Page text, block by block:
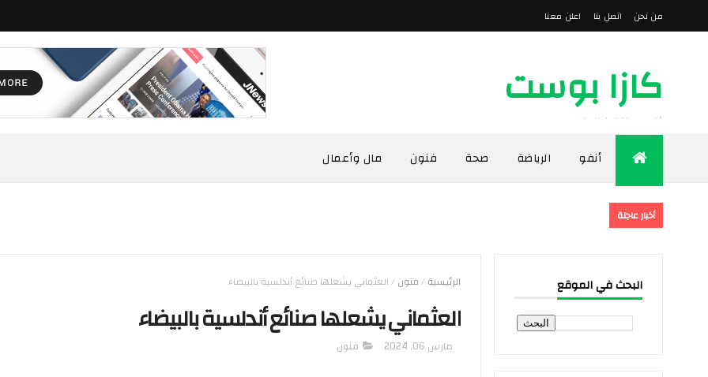
من نحن اتصل بنا اعلن معنا
كازا بوست
أخبار مدينة الدار البيضاء
أنفو الرياضة صحة فنون مال وأعمال
أخبار عاجلة
البحث في الموقع الرئيسية/فنون/العثماني يشعلها صنائع أندلسية بالبيضاء
العثماني يشعلها صنائع أندلسية بالبيضاء
مارس 06, 2024 فنون